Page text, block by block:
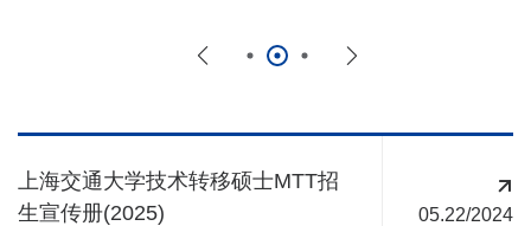
上海交通大学技术转移硕士MTT招
生宣传册(2025)
05.22/2024